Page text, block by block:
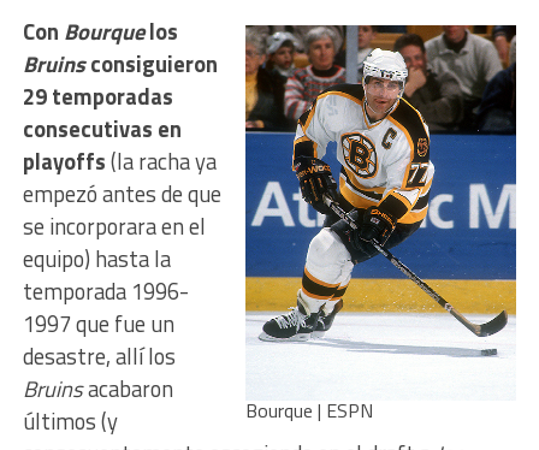
Bourque | ESPN
Con Bourquelos
Bruinsconsiguieron
29 temporadas
consecutivas en
playoffs(la racha ya
empezó antes de que
se incorporara en el
equipo) hasta la
temporada 1996-
1997 que fue un
desastre, allí los
Bruinsacabaron
últimos (y